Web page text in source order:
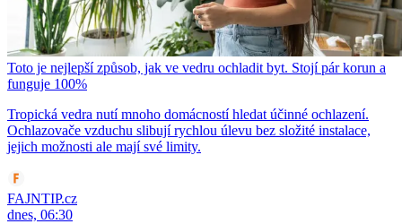
Toto je nejlepší způsob, jak ve vedru ochladit byt. Stojí pár korun a
funguje 100%
Tropická vedra nutí mnoho domácností hledat účinné ochlazení.
Ochlazovače vzduchu slibují rychlou úlevu bez složité instalace,
jejich možnosti ale mají své limity.
FAJNTIP.cz
dnes, 06:30